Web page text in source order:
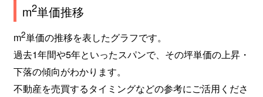
m2単価推移
m2単価の推移を表したグラフです。
過去1年間や5年といったスパンで、その坪単価の上昇・
下落の傾向がわかります。
不動産を売買するタイミングなどの参考にご活用くださ